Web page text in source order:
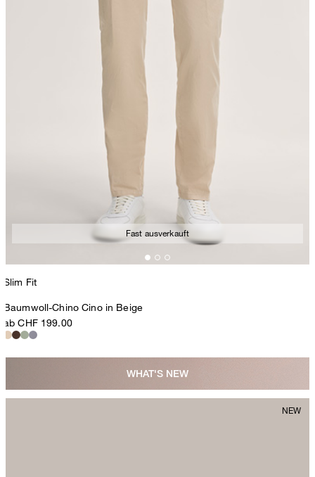
Fast ausverkauft
Slim Fit
Baumwoll-Chino Cino in Beige
ab CHF 199.00
WHAT'S NEW